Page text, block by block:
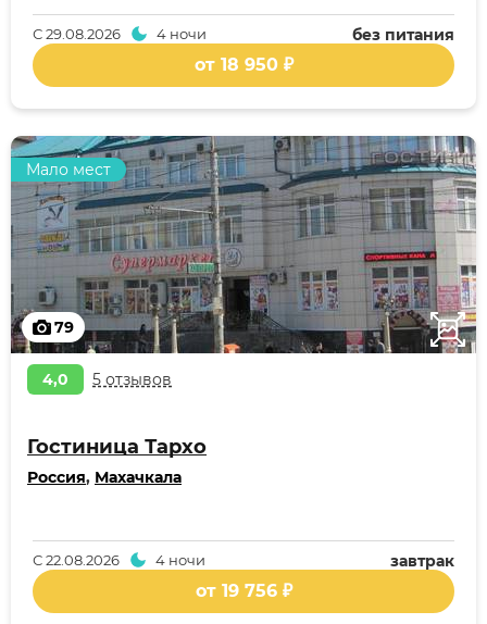
без питания
С29.08.2026 4 ночи
от 18 950 ₽
79
Мало мест
4,0 5 отзывов
Гостиница Тархо
Россия, Махачкала
завтрак
С22.08.2026 4 ночи
от 19 756 ₽